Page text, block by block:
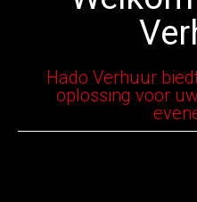
KOSTEN
Hado Verhuur
oplossing voor